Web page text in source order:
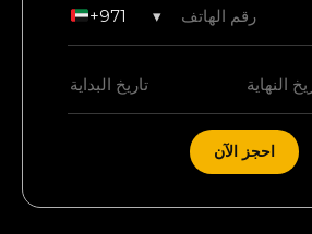
+971 ▾
احجز الآن